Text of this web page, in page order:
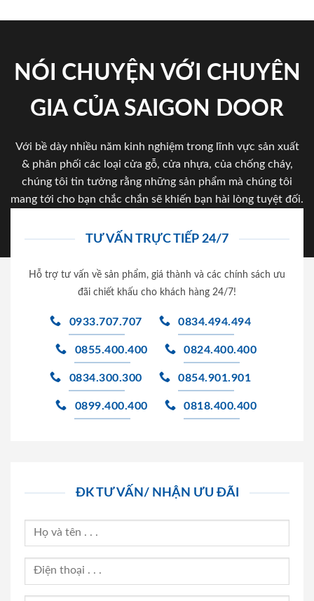
NÓI CHUYỆN VỚI CHUYÊN
GIA CỦA SAIGON DOOR
Với bề dày nhiều năm kinh nghiệm trong lĩnh vực sản xuất
& phân phối các loại cửa gỗ, cửa nhựa, của chống cháy,
chúng tôi tin tưởng rằng những sản phẩm mà chúng tôi
mang tới cho bạn chắc chắn sẽ khiến bạn hài lòng tuyệt đối.
TƯ VẤN TRỰC TIẾP 24/7
Hỗ trợ tư vấn về sản phẩm, giá thành và các chính sách ưu
đãi chiết khấu cho khách hàng 24/7!
0933.707.707 0834.494.494
0855.400.400 0824.400.400
0834.300.300 0854.901.901
0899.400.400 0818.400.400
ĐK TƯ VẤN/ NHẬN ƯU ĐÃI